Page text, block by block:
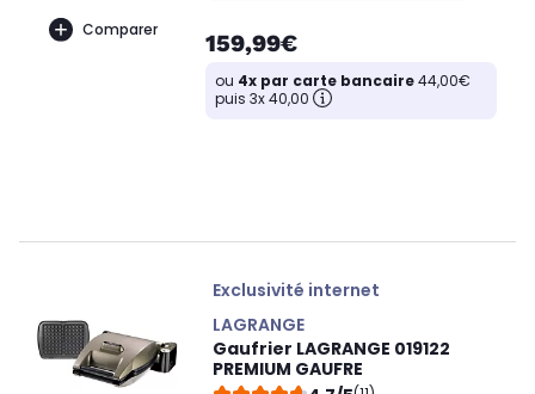
Comparer 159,99€
ou 4x par carte bancaire44,00€
puis 3x 40,00
Exclusivité internet
LAGRANGE
Gaufrier LAGRANGE 019122
PREMIUM GAUFRE